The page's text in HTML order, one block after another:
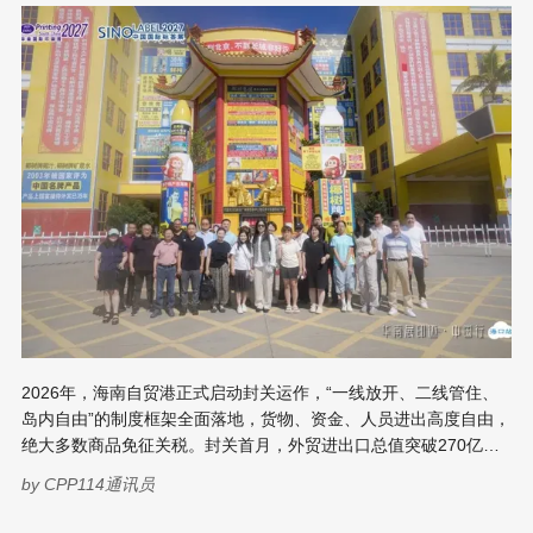
为价值镌刻行业发展足迹。她表示，长沙站是“印迹·
2026年，海南自贸港正式启动封关运作，“一线放开、二线管住、
岛内自由”的制度框架全面落地，货物、资金、人员进出高度自由，
绝大多数商品免征关税。封关首月，外贸进出口总值突破270亿
热土”。 这一变革直接拉动了印刷包装产业的增量需求。离岛免税
byCPP114通讯员